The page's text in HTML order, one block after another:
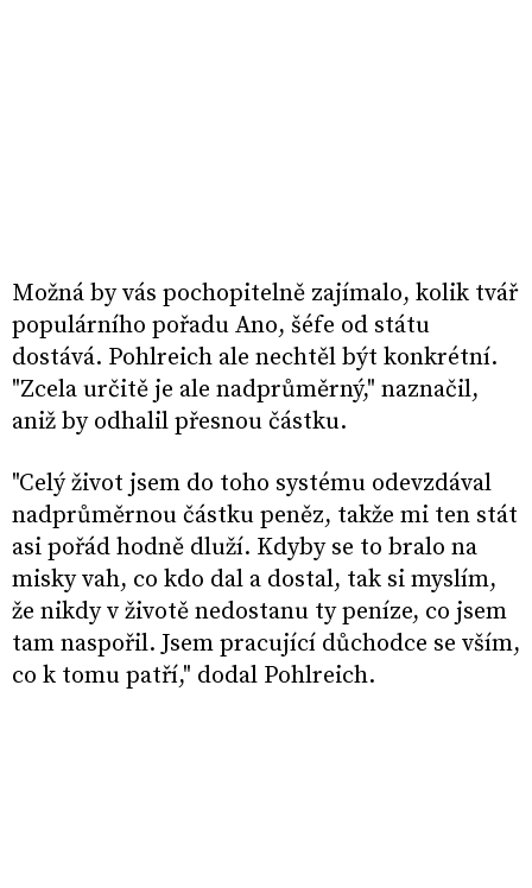
Možná by vás pochopitelně zajímalo, kolik tvář
populárního pořadu Ano, šéfe od státu
dostává. Pohlreich ale nechtěl být konkrétní.
"Zcela určitě je ale nadprůměrný," naznačil,
aniž by odhalil přesnou částku.
"Celý život jsem do toho systému odevzdával
nadprůměrnou částku peněz, takže mi ten stát
asi pořád hodně dluží. Kdyby se to bralo na
misky vah, co kdo dal a dostal, tak si myslím,
že nikdy v životě nedostanu ty peníze, co jsem
tam naspořil. Jsem pracující důchodce se vším,
co k tomu patří," dodal Pohlreich.